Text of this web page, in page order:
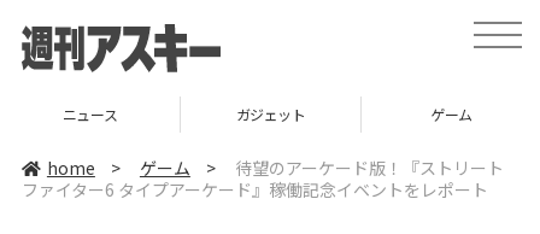
t
o
v
ニュース ガジェット ゲーム
home > ゲーム >
待望のアーケード版！『ストリート
ファイター6 タイプアーケード』稼働記念イベントをレポート